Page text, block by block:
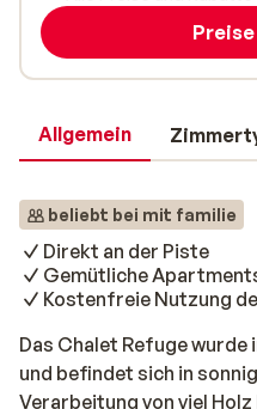
Allgemein
beliebt bei mit familie
Direkt an der Piste
Gemütliche
Kostenfreie Nutzung
Das Chalet Refuge
und befindet sich in
Verarbeitung von viel